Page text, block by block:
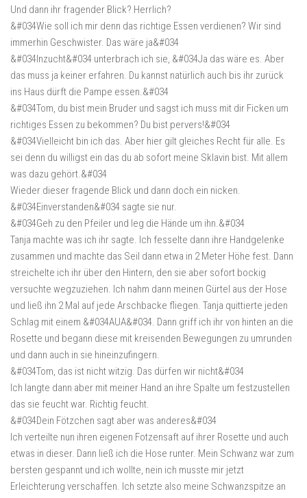
Und dann ihr fragender Blick? Herrlich?
&#034Wie soll ich mir denn das richtige Essen verdienen? Wir sind
immerhin Geschwister. Das wäre ja&#034
&#034Inzucht&#034 unterbrach ich sie, &#034Ja das wäre es. Aber
das muss ja keiner erfahren. Du kannst natürlich auch bis ihr zurück
ins Haus dürft die Pampe essen.&#034
&#034Tom, du bist mein Bruder und sagst ich muss mit dir Ficken um
richtiges Essen zu bekommen? Du bist pervers!&#034
&#034Vielleicht bin ich das. Aber hier gilt gleiches Recht für alle. Es
sei denn du willigst ein das du ab sofort meine Sklavin bist. Mit allem
was dazu gehört.&#034
Wieder dieser fragende Blick und dann doch ein nicken.
&#034Einverstanden&#034 sagte sie nur.
&#034Geh zu den Pfeiler und leg die Hände um ihn.&#034
Tanja machte was ich ihr sagte. Ich fesselte dann ihre Handgelenke
zusammen und machte das Seil dann etwa in 2 Meter Höhe fest. Dann
streichelte ich ihr über den Hintern, den sie aber sofort bockig
versuchte wegzuziehen. Ich nahm dann meinen Gürtel aus der Hose
und ließ ihn 2 Mal auf jede Arschbacke fliegen. Tanja quittierte jeden
Schlag mit einem &#034AUA&#034. Dann griff ich ihr von hinten an die
Rosette und begann diese mit kreisenden Bewegungen zu umrunden
und dann auch in sie hineinzufingern.
&#034Tom, das ist nicht witzig. Das dürfen wir nicht&#034
Ich langte dann aber mit meiner Hand an ihre Spalte um festzustellen
das sie feucht war. Richtig feucht.
&#034Dein Fötzchen sagt aber was anderes&#034
Ich verteilte nun ihren eigenen Fotzensaft auf ihrer Rosette und auch
etwas in dieser. Dann ließ ich die Hose runter. Mein Schwanz war zum
bersten gespannt und ich wollte, nein ich musste mir jetzt
Erleichterung verschaffen. Ich setzte also meine Schwanzspitze an